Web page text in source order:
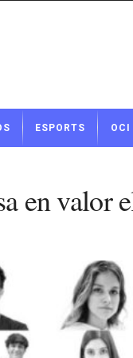
ESPORTS OCI
en valor